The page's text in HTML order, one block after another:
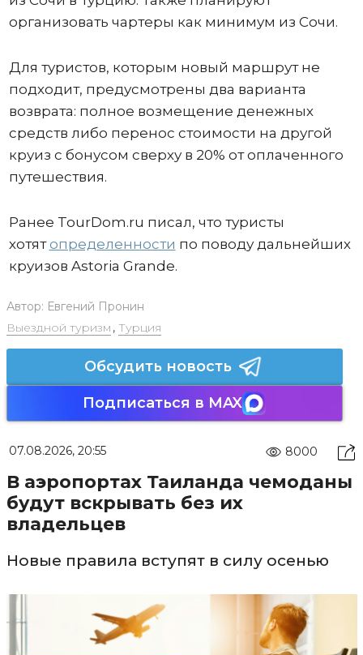
организовать чартеры как минимум из Сочи.
Для туристов, которым новый маршрут не
подходит, предусмотрены два варианта
возврата: полное возмещение денежных
средств либо перенос стоимости на другой
круиз с бонусом сверху в 20% от оплаченного
путешествия.
Ранее TourDom.ru писал, что туристы
хотятопределенности по поводу дальнейших
круизов Astoria Grande.
Автор: Евгений Пронин
Выездной туризм , Турция
Обсудить новость
Подписаться в MAX
07.08.2026, 20:55 8000
В аэропортах Таиланда чемоданы
будут вскрывать без их
владельцев
Новые правила вступят в силу осенью